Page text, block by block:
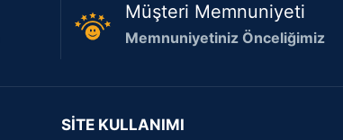
Müşteri Memnuniyeti
Memnuniyetiniz Önceliğimiz
SİTE KULLANIMI